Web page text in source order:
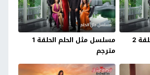
مسلسل مثل الحلم الحلقة 2
مسلسل مثل الحلم الحلقة 1
مترجم